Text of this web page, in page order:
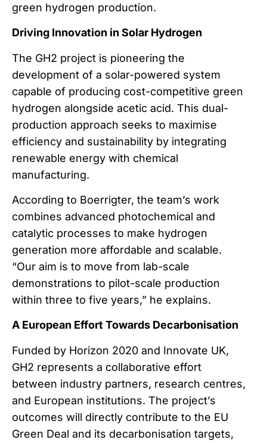
green hydrogen production.
Driving Innovation in Solar Hydrogen
The GH2 project is pioneering the
development of a solar-powered system
capable of producing cost-competitive green
hydrogen alongside acetic acid. This dual-
production approach seeks to maximise
efficiency and sustainability by integrating
renewable energy with chemical
manufacturing.
According to Boerrigter, the team’s work
combines advanced photochemical and
catalytic processes to make hydrogen
generation more affordable and scalable.
“Our aim is to move from lab-scale
demonstrations to pilot-scale production
within three to five years,” he explains.
A European Effort Towards Decarbonisation
Funded by Horizon 2020 and Innovate UK,
GH2 represents a collaborative effort
between industry partners, research centres,
and European institutions. The project’s
outcomes will directly contribute to the EU
Green Deal and its decarbonisation targets,